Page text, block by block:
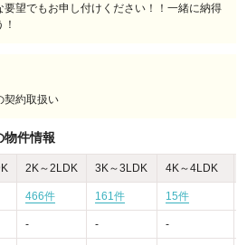
望でもお申し付けください！！一緒に納得
契約取扱い
物件情報
2K～2LDK 3K～3LDK 4K～4LDK
466件 161件 15件
- - -